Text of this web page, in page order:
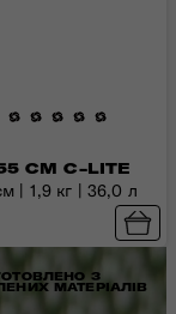
СМ C-LITE
| 1,9 кг | 36,0 л
З
МАТЕРІАЛІВ